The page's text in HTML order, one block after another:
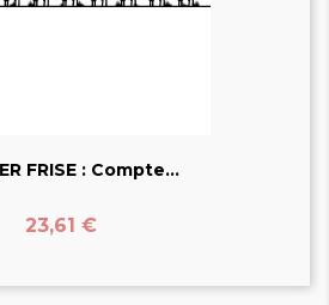
FRISE : Compte...
Prix
23,61 €